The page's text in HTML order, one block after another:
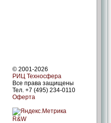
© 2001-2026
РИЦ Техносфера
Все права защищены
Тел. +7 (495) 234-0110
Оферта
R&W